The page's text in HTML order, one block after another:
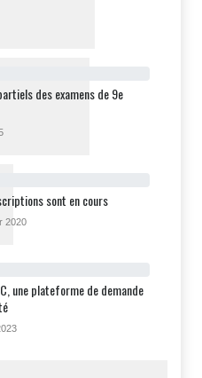
des examens de 9e
sont en cours
2020
une plateforme de demande